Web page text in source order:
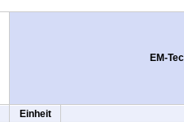
EM-
Einheit